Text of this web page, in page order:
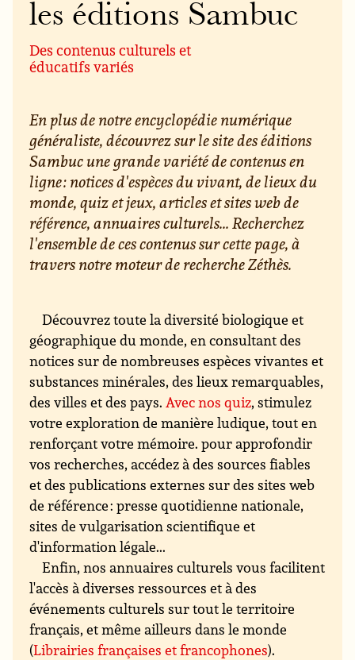
les éditions Sambuc
Des contenus culturels et
éducatifs variés
En plus de notre encyclopédie numérique
généraliste, découvrez sur le site des éditions
Sambuc une grande variété de contenus en
ligne : notices d'espèces du vivant, de lieux du
monde, quiz et jeux, articles et sites web de
référence, annuaires culturels... Recherchez
l'ensemble de ces contenus sur cette page, à
travers notre moteur de recherche Zéthès.
Découvrez toute la diversité biologique et
géographique du monde, en consultant des
notices sur de nombreuses espèces vivantes et
substances minérales, des lieux remarquables,
des villes et des pays. Avec nos quiz, stimulez
votre exploration de manière ludique, tout en
renforçant votre mémoire. pour approfondir
vos recherches, accédez à des sources fiables
et des publications externes sur des sites web
de référence : presse quotidienne nationale,
sites de vulgarisation scientifique et
d'information légale...
Enfin, nos annuaires culturels vous facilitent
l'accès à diverses ressources et à des
événements culturels sur tout le territoire
français, et même ailleurs dans le monde
(Librairies françaises et francophones).